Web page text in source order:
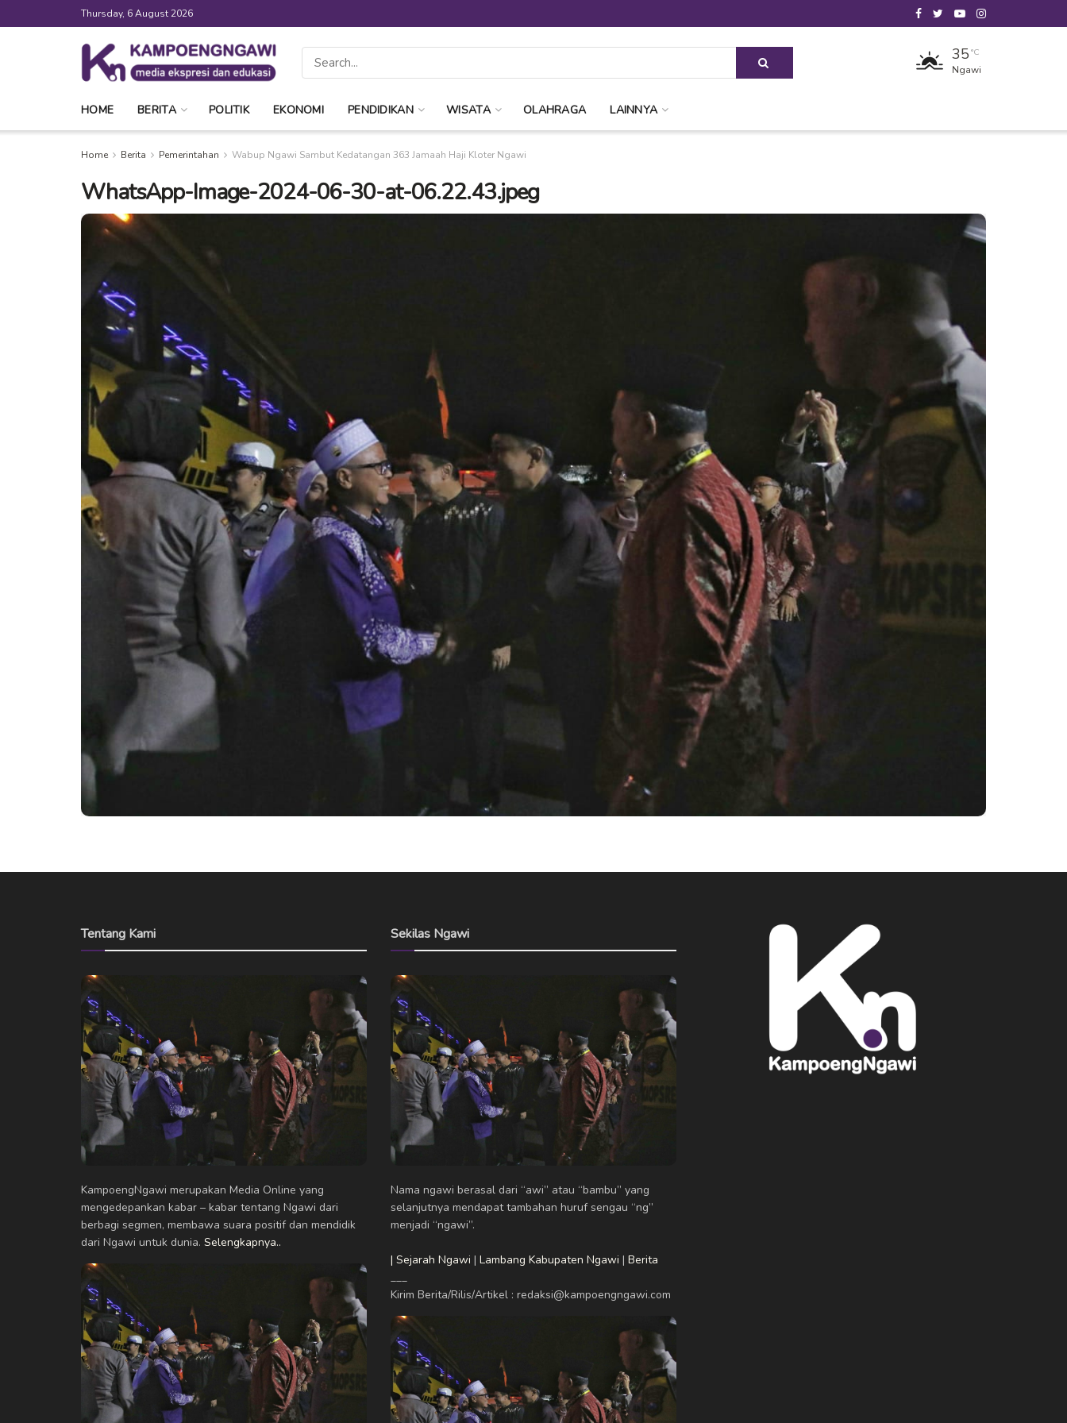
Thursday, 6 August 2026
35 °C
Ngawi
HOME BERITA POLITIK EKONOMI PENDIDIKAN WISATA OLAHRAGA LAINNYA
Home Berita Pemerintahan Wabup Ngawi Sambut Kedatangan 363 Jamaah Haji Kloter Ngawi
WhatsApp-Image-2024-06-30-at-06.22.43.jpeg
Tentang Kami
KampoengNgawi merupakan Media Online yang
mengedepankan kabar – kabar tentang Ngawi dari
berbagi segmen, membawa suara positif dan mendidik
dari Ngawi untuk dunia. Selengkapnya..
Sekilas Ngawi
Nama ngawi berasal dari “awi” atau “bambu” yang
selanjutnya mendapat tambahan huruf sengau “ng”
menjadi “ngawi”.
| Sejarah Ngawi | Lambang Kabupaten Ngawi | Berita
Kirim Berita/Rilis/Artikel : redaksi@kampoengngawi.com